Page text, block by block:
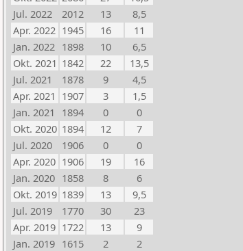
Jul. 2022
2012 13
8,5
Apr. 2022 1945 16
11
Jan. 2022 1898 10
6,5
Okt. 2021 1842 22
13,5
Jul. 2021
1878 9
4,5
Apr. 2021 1907 3
1,5
Jan. 2021
1894 0
0
Okt. 2020 1894 12
7
Jul. 2020
1906 0
0
Apr. 2020 1906 19
16
Jan. 2020 1858 8
6
Okt. 2019 1839 13
9,5
Jul. 2019
1770 30
23
Apr. 2019 1722 13
9
Jan. 2019 1615 2
2